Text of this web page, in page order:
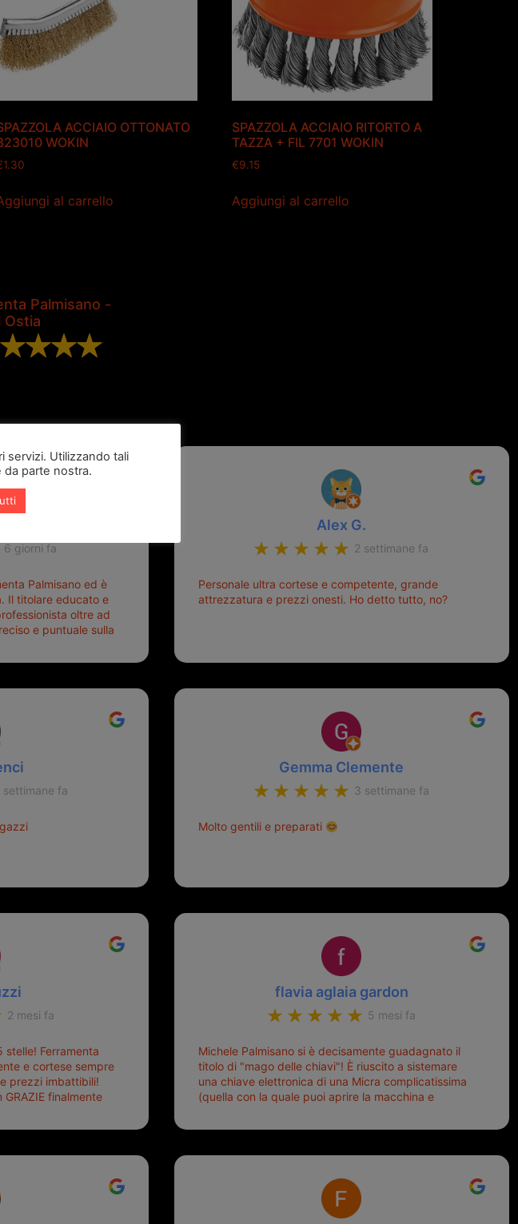
ACCIAIO OTTONATO
WOKIN
1.30
al carrello
SPAZZOLA ACCIAIO RITORTO A
TAZZA + FIL 7701 WOKIN
€9.15
Aggiungi al carrello
Palmisano -
Ostia
6 giorni fa
Palmisano ed è
Il titolare educato e
oltre ad
e puntuale sulla
Alex G.
2 settimane fa
Personale ultra cortese e competente, grande
attrezzatura e prezzi onesti. Ho detto tutto, no?
settimane fa
Gemma Clemente
3 settimane fa
Molto gentili e preparati
2 mesi fa
Ferramenta
e cortese sempre
prezzi imbattibili!
finalmente
loro sono
flavia aglaia gardon
5 mesi fa
Michele Palmisano si è decisamente guadagnato il
titolo di "mago delle chiavi"! È riuscito a sistemare
una chiave elettronica di una Micra complicatissima
(quella con la quale puoi aprire la macchina e
borsa!) che era pronta per la pattumiera... Avevo
pietose, si era perso il coperchietto, la chiave era
bisognava stare attenti che non ti staccasse la
chiave dal blocchetto e talvolta non faceva bene il
contatto nel quadro e bisognava armeggiare un po',
servizi. Utilizzando tali
da parte nostra.